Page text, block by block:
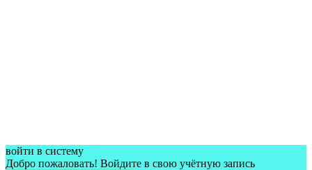
войти в систему
Добро пожаловать! Войдите в свою учётную запись